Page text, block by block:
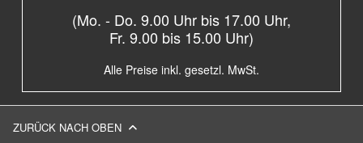
(Mo. - Do. 9.00 Uhr bis 17.00 Uhr,
Fr. 9.00 bis 15.00 Uhr)
Alle Preise inkl. gesetzl. MwSt.
ZURÜCK NACH OBEN